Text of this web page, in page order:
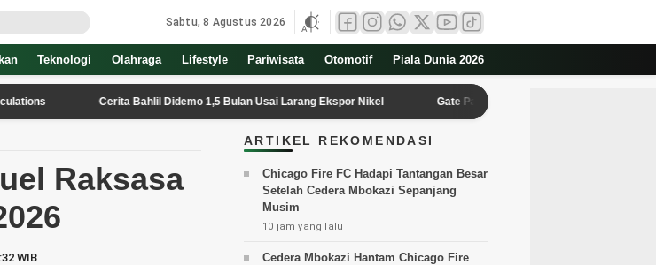
Sabtu, 8 Agustus 2026
Teknologi Olahraga Lifestyle Pariwisata Otomotif Piala Dunia 2026
Cerita Bahlil Didemo 1,5 Bulan Usai Larang Ekspor Nikel Gate Parkir Jalan S.A. Tirtayasa Lebak Tuai Protes
Raksasa
WIB
ARTIKEL REKOMENDASI
Chicago Fire FC Hadapi Tantangan Besar
Setelah Cedera Mbokazi Sepanjang
Musim
10 jam yang lalu
Cedera Mbokazi Hantam Chicago Fire